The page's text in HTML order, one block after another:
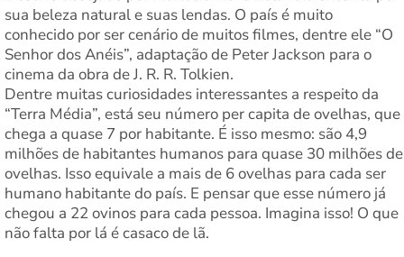
sua beleza natural e suas lendas. O país é muito
conhecido por ser cenário de muitos filmes, dentre ele “O
Senhor dos Anéis”, adaptação de Peter Jackson para o
cinema da obra de J. R. R. Tolkien.
Dentre muitas curiosidades interessantes a respeito da
“Terra Média”, está seu número per capita de ovelhas, que
chega a quase 7 por habitante. É isso mesmo: são 4,9
milhões de habitantes humanos para quase 30 milhões de
ovelhas. Isso equivale a mais de 6 ovelhas para cada ser
humano habitante do país. E pensar que esse número já
chegou a 22 ovinos para cada pessoa. Imagina isso! O que
não falta por lá é casaco de lã.